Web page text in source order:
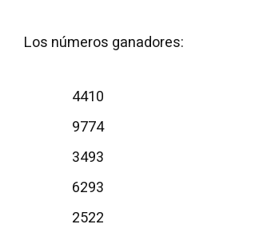
Los números ganadores:
4410
9774
3493
6293
2522